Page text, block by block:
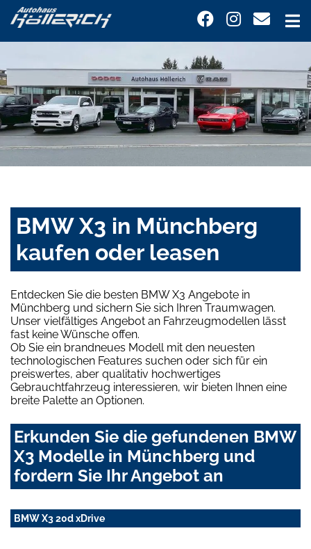
BMW X3 in Münchberg
kaufen oder leasen
Entdecken Sie die besten BMW X3 Angebote in
Münchberg und sichern Sie sich Ihren Traumwagen.
Unser vielfältiges Angebot an Fahrzeugmodellen lässt
fast keine Wünsche offen.
Ob Sie ein brandneues Modell mit den neuesten
technologischen Features suchen oder sich für ein
preiswertes, aber qualitativ hochwertiges
Gebrauchtfahrzeug interessieren, wir bieten Ihnen eine
breite Palette an Optionen.
Erkunden Sie die gefundenen BMW
X3 Modelle in Münchberg und
fordern Sie Ihr Angebot an
BMW X3 20d xDrive